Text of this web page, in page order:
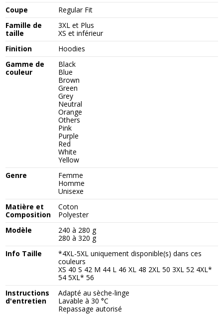
Coupe
Regular Fit
Famille de
taille
3XL et Plus
XS et inférieur
Finition
Hoodies
Gamme de
couleur
Black
Blue
Brown
Green
Grey
Neutral
Orange
Others
Pink
Purple
Red
White
Yellow
Genre
Femme
Homme
Unisexe
Matière et
Composition
Coton
Polyester
Modèle
240 à 280 g
280 à 320 g
Info Taille
*4XL-5XL uniquement disponible(s) dans ces
couleurs
XS 40 S 42 M 44 L 46 XL 48 2XL 50 3XL 52 4XL*
54 5XL* 56
Instructions
d'entretien
Adapté au sèche-linge
Lavable à 30 °C
Repassage autorisé